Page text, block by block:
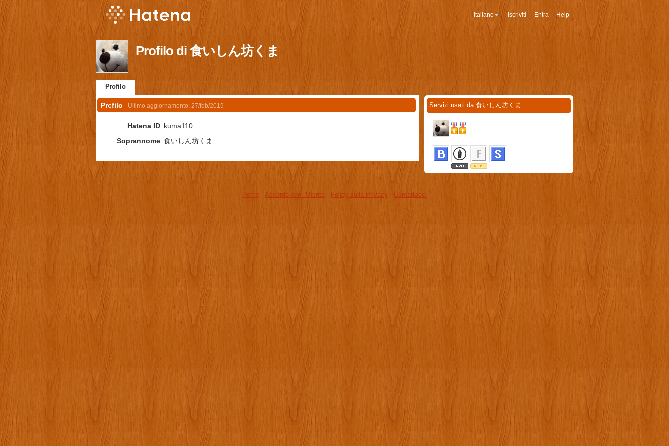
Italiano Iscriviti Entra Help
Profilo di 食いしん坊くま
Profilo
Profilo Ultimo aggiornamento: 27/feb/2019
Hatena ID kuma110
Soprannome 食いしん坊くま
Servizi usati da 食いしん坊くま
Home - Accordo con l'Utente - Policy sulla Privacy - Contattacci